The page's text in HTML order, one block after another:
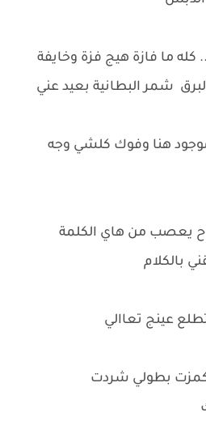
ما فازة هيج فزة وخايفة
شمر البطانية بعيد عني
هنا وفوك كلشي وجه
يعصب من هاي الكلمة
بالكلام
عينج تعاالي
بطولي شردت